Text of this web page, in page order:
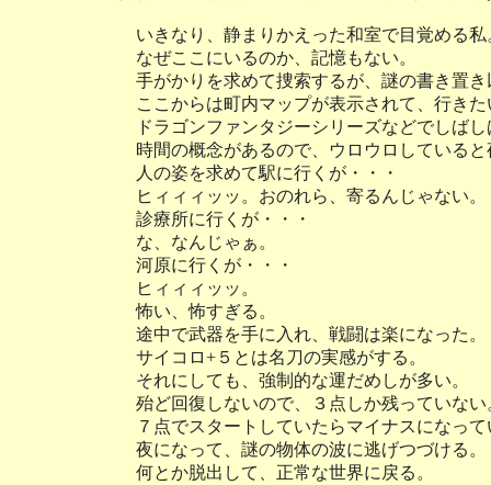
いきなり、静まりかえった和室で目覚める私
なぜここにいるのか、記憶もない。
手がかりを求めて捜索するが、謎の書き置き
ここからは町内マップが表示されて、行きた
ドラゴンファンタジーシリーズなどでしばし
時間の概念があるので、ウロウロしている
人の姿を求めて駅に行くが・・・
ヒィィィッッ。おのれら、寄るんじゃない。
診療所に行くが・・・
な、なんじゃぁ。
河原に行くが・・・
ヒィィィッッ。
怖い、怖すぎる。
途中で武器を手に入れ、戦闘は楽になった。
サイコロ+５とは名刀の実感がする。
それにしても、強制的な運だめしが多い。
殆ど回復しないので、３点しか残っていない
７点でスタートしていたらマイナスになって
夜になって、謎の物体の波に逃げつづける。
何とか脱出して、正常な世界に戻る。